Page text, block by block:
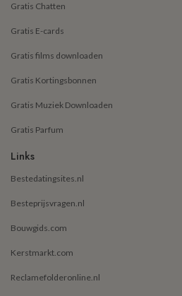
Gratis Chatten
Gratis E-cards
Gratis films downloaden
Gratis Kortingsbonnen
Gratis Muziek Downloaden
Gratis Parfum
Links
Bestedatingsites.nl
Besteprijsvragen.nl
Bouwgids.com
Kerstmarkt.com
Reclamefolderonline.nl